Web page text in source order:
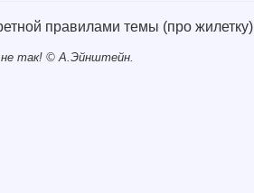
правилами темы (про
так! © A.Эйнштейн.